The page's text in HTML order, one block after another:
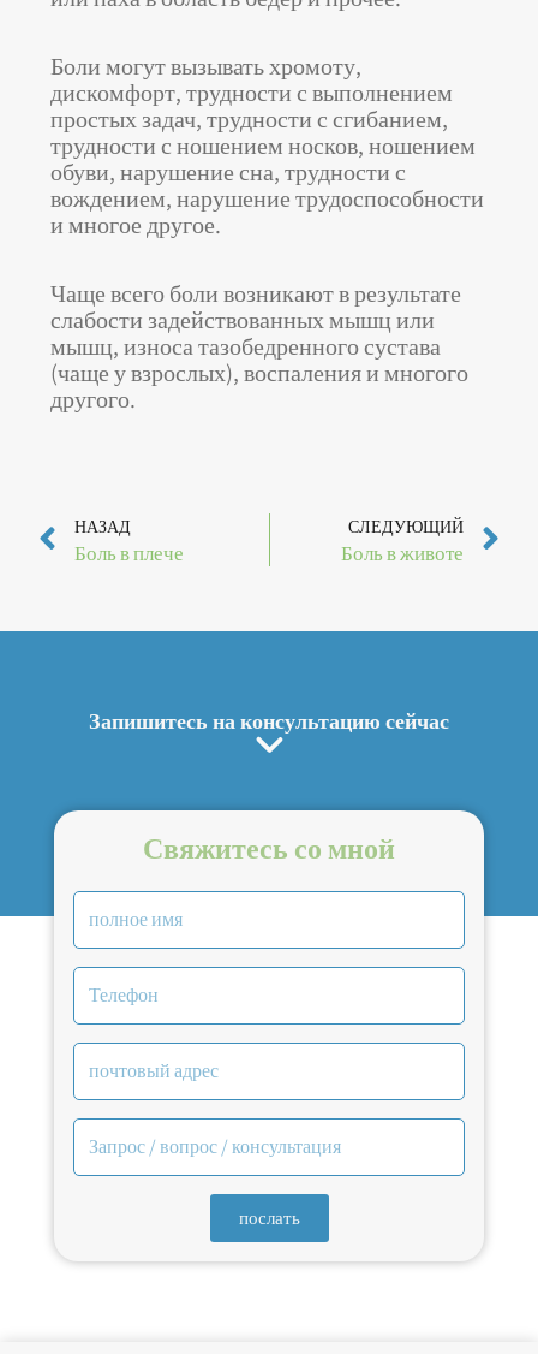
Боли могут вызывать хромоту,
дискомфорт, трудности с выполнением
простых задач, трудности с сгибанием,
трудности с ношением носков, ношением
обуви, нарушение сна, трудности с
вождением, нарушение трудоспособности
и многое другое.
Чаще всего боли возникают в результате
слабости задействованных мышц или
мышц, износа тазобедренного сустава
(чаще у взрослых), воспаления и многого
другого.
НАЗАД
Боль в плече
СЛЕДУЮЩИЙ
Боль в животе
Запишитесь на консультацию сейчас
Свяжитесь со мной
послать